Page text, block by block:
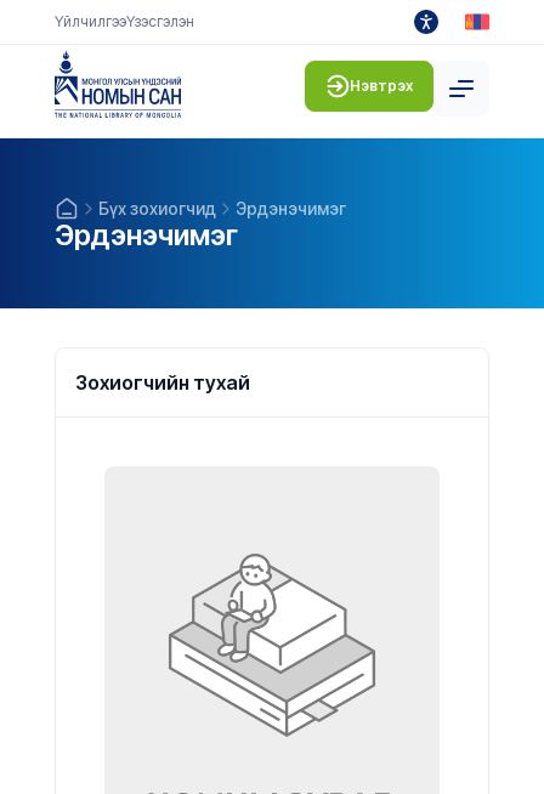
ҮйлчилгээҮзэсгэлэн
Нэвтрэх
Бүх зохиогчид Эрдэнэчимэг
Эрдэнэчимэг
Зохиогчийн тухай